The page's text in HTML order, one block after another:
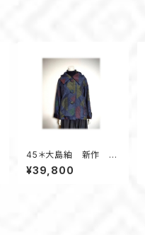
45＊大島紬 新作 ジ
ャケット 昭和レトロ
着物リメイク 三角
¥39,800